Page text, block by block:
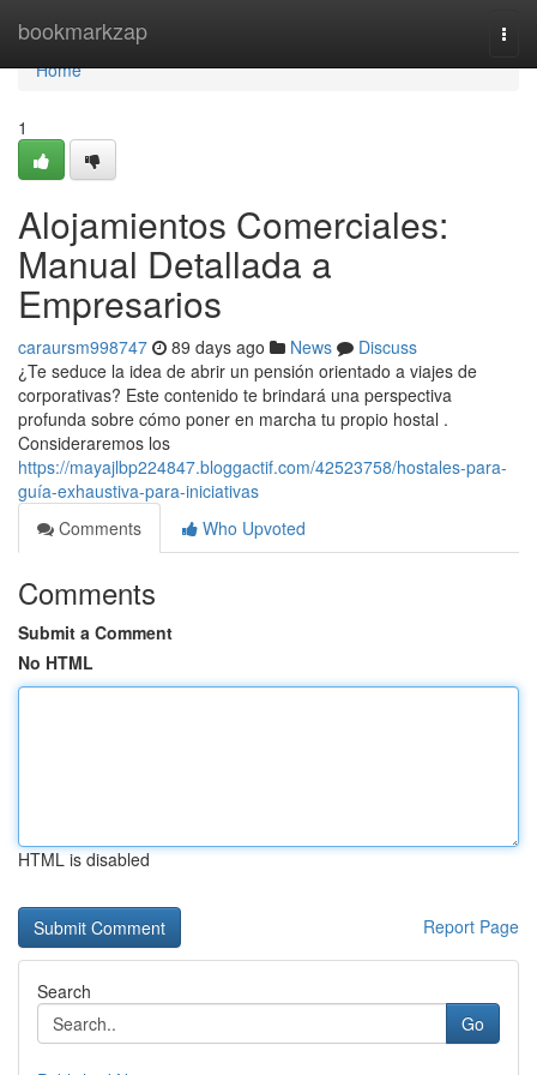
bookmarkzap
Home
Home
1
Alojamientos Comerciales:
Manual Detallada a
Empresarios
caraursm998747 89 days ago News
Discuss
¿Te seduce la idea de abrir un pensión orientado a viajes de
corporativas? Este contenido te brindará una perspectiva
profunda sobre cómo poner en marcha tu propio hostal .
Consideraremos los
https://mayajlbp224847.bloggactif.com/42523758/hostales-para-
guía-exhaustiva-para-iniciativas
Comments
Who Upvoted
Comments
Submit a Comment
No HTML
HTML is disabled
Report Page
Search
Go